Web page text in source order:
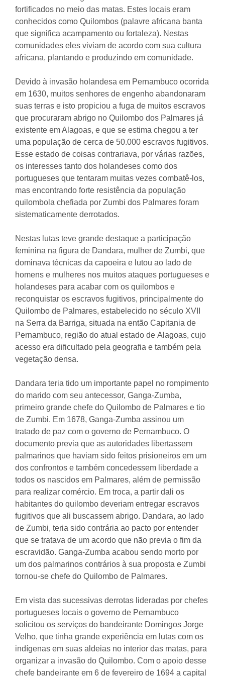
fortificados no meio das matas. Estes locais eram
conhecidos como Quilombos (palavre africana banta
que significa acampamento ou fortaleza). Nestas
comunidades eles viviam de acordo com sua cultura
africana, plantando e produzindo em comunidade.
Devido à invasão holandesa em Pernambuco ocorrida
em 1630, muitos senhores de engenho abandonaram
suas terras e isto propiciou a fuga de muitos escravos
que procuraram abrigo no Quilombo dos Palmares já
existente em Alagoas, e que se estima chegou a ter
uma população de cerca de 50.000 escravos fugitivos.
Esse estado de coisas contrariava, por várias razões,
os interesses tanto dos holandeses como dos
portugueses que tentaram muitas vezes combatê-los,
mas encontrando forte resistência da população
quilombola chefiada por Zumbi dos Palmares foram
sistematicamente derrotados.
Nestas lutas teve grande destaque a participação
feminina na figura de Dandara, mulher de Zumbi, que
dominava técnicas da capoeira e lutou ao lado de
homens e mulheres nos muitos ataques portugueses e
holandeses para acabar com os quilombos e
reconquistar os escravos fugitivos, principalmente do
Quilombo de Palmares, estabelecido no século XVII
na Serra da Barriga, situada na então Capitania de
Pernambuco, região do atual estado de Alagoas, cujo
acesso era dificultado pela geografia e também pela
vegetação densa.
Dandara teria tido um importante papel no rompimento
do marido com seu antecessor, Ganga-Zumba,
primeiro grande chefe do Quilombo de Palmares e tio
de Zumbi. Em 1678, Ganga-Zumba assinou um
tratado de paz com o governo de Pernambuco. O
documento previa que as autoridades libertassem
palmarinos que haviam sido feitos prisioneiros em um
dos confrontos e também concedessem liberdade a
todos os nascidos em Palmares, além de permissão
para realizar comércio. Em troca, a partir dali os
habitantes do quilombo deveriam entregar escravos
fugitivos que ali buscassem abrigo. Dandara, ao lado
de Zumbi, teria sido contrária ao pacto por entender
que se tratava de um acordo que não previa o fim da
escravidão. Ganga-Zumba acabou sendo morto por
um dos palmarinos contrários à sua proposta e Zumbi
tornou-se chefe do Quilombo de Palmares.
Em vista das sucessivas derrotas lideradas por chefes
portugueses locais o governo de Pernambuco
solicitou os serviços do bandeirante Domingos Jorge
Velho, que tinha grande experiência em lutas com os
indígenas em suas aldeias no interior das matas, para
organizar a invasão do Quilombo. Com o apoio desse
chefe bandeirante em 6 de fevereiro de 1694 a capital